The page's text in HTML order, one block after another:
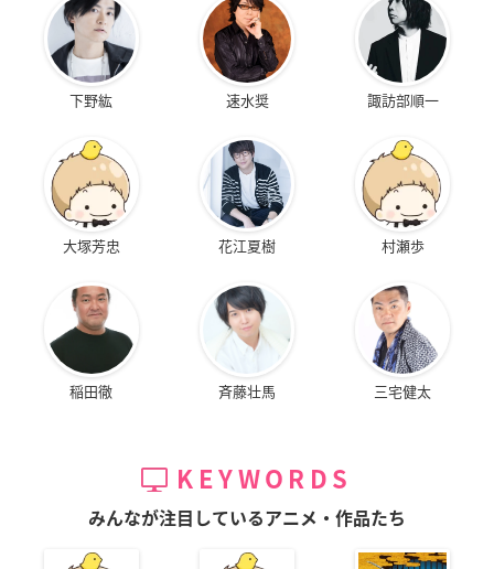
下野紘 速水奨 諏訪部順一
大塚芳忠 花江夏樹 村瀬歩
稲田徹 斉藤壮馬 三宅健太
KEYWORDS
みんなが注目しているアニメ・作品たち